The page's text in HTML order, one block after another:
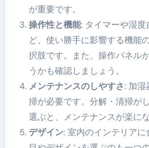
が重要です。
操作性と機能: タイマーや湿
ど、使い勝手に影響する機能
択肢です。また、操作パネル
うかも確認しましょう。
メンテナンスのしやすさ: 加
掃が必要です。分解・清掃が
選ぶと、メンテナンスが楽にな
デザイン: 室内のインテリアに